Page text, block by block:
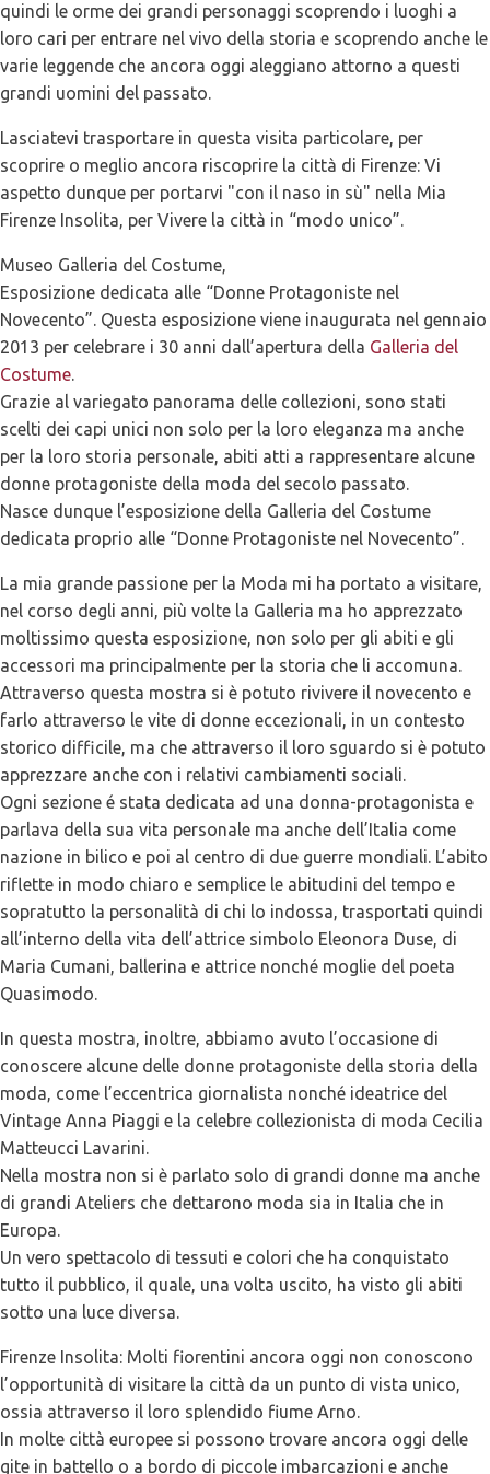
quindi le orme dei grandi personaggi scoprendo i luoghi a
loro cari per entrare nel vivo della storia e scoprendo anche le
varie leggende che ancora oggi aleggiano attorno a questi
grandi uomini del passato.
Lasciatevi trasportare in questa visita particolare, per
scoprire o meglio ancora riscoprire la città di Firenze: Vi
aspetto dunque per portarvi "con il naso in sù" nella Mia
Firenze Insolita, per Vivere la città in “modo unico”.
Museo Galleria del Costume,
Esposizione dedicata alle “Donne Protagoniste nel
Novecento”. Questa esposizione viene inaugurata nel gennaio
2013 per celebrare i 30 anni dall’apertura della Galleria del
Costume.
Grazie al variegato panorama delle collezioni, sono stati
scelti dei capi unici non solo per la loro eleganza ma anche
per la loro storia personale, abiti atti a rappresentare alcune
donne protagoniste della moda del secolo passato.
Nasce dunque l’esposizione della Galleria del Costume
dedicata proprio alle “Donne Protagoniste nel Novecento”.
La mia grande passione per la Moda mi ha portato a visitare,
nel corso degli anni, più volte la Galleria ma ho apprezzato
moltissimo questa esposizione, non solo per gli abiti e gli
accessori ma principalmente per la storia che li accomuna.
Attraverso questa mostra si è potuto rivivere il novecento e
farlo attraverso le vite di donne eccezionali, in un contesto
storico difficile, ma che attraverso il loro sguardo si è potuto
apprezzare anche con i relativi cambiamenti sociali.
Ogni sezione é stata dedicata ad una donna-protagonista e
parlava della sua vita personale ma anche dell’Italia come
nazione in bilico e poi al centro di due guerre mondiali. L’abito
riflette in modo chiaro e semplice le abitudini del tempo e
sopratutto la personalità di chi lo indossa, trasportati quindi
all’interno della vita dell’attrice simbolo Eleonora Duse, di
Maria Cumani, ballerina e attrice nonché moglie del poeta
Quasimodo.
In questa mostra, inoltre, abbiamo avuto l’occasione di
conoscere alcune delle donne protagoniste della storia della
moda, come l’eccentrica giornalista nonché ideatrice del
Vintage Anna Piaggi e la celebre collezionista di moda Cecilia
Matteucci Lavarini.
Nella mostra non si è parlato solo di grandi donne ma anche
di grandi Ateliers che dettarono moda sia in Italia che in
Europa.
Un vero spettacolo di tessuti e colori che ha conquistato
tutto il pubblico, il quale, una volta uscito, ha visto gli abiti
sotto una luce diversa.
Firenze Insolita: Molti fiorentini ancora oggi non conoscono
l’opportunità di visitare la città da un punto di vista unico,
ossia attraverso il loro splendido fiume Arno.
In molte città europee si possono trovare ancora oggi delle
gite in battello o a bordo di piccole imbarcazioni e anche